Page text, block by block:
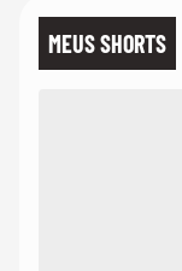
MEUS SHORTS